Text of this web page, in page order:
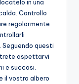
in una
Controllo
regolarmente
questi
aspettarvi
e succosi.
il vostro albero